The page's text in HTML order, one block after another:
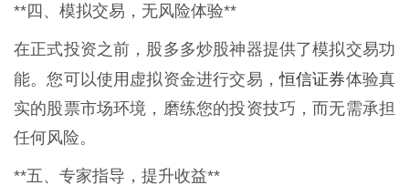
**四、模拟交易，无风险体验**
在正式投资之前，股多多炒股神器提供了模拟交易功
能。您可以使用虚拟资金进行交易，恒信证券体验真
实的股票市场环境，磨练您的投资技巧，而无需承担
任何风险。
**五、专家指导，提升收益**